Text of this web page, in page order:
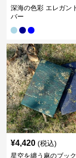
深海の色彩 エレガン
バー
¥4,420 (税込)
星空を纏う麻のブッ